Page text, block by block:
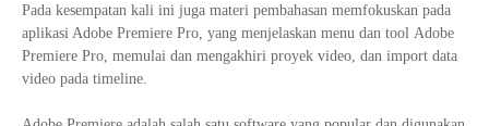
Pada kesempatan kali ini juga materi pembahasan memfokuskan pada
aplikasi Adobe Premiere Pro, yang menjelaskan menu dan tool Adobe
Premiere Pro, memulai dan mengakhiri proyek video, dan import data
video pada timeline.